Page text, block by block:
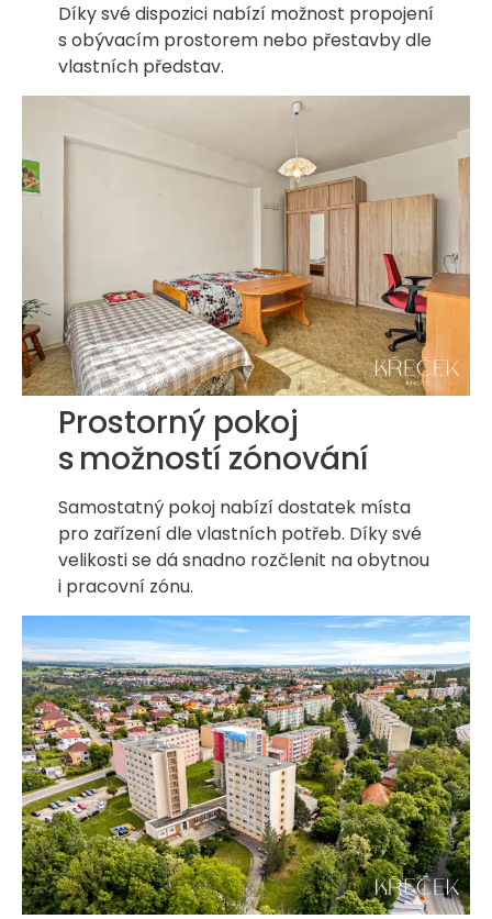
Díky své dispozici nabízí možnost propojení
s obývacím prostorem nebo přestavby dle
vlastních představ.
Prostorný pokoj
s možností zónování
Samostatný pokoj nabízí dostatek místa
pro zařízení dle vlastních potřeb. Díky své
velikosti se dá snadno rozčlenit na obytnou
i pracovní zónu.